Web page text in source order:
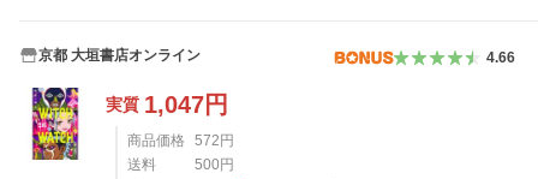
京都 大垣書店オンライン 4.66
実質 1,047円
商品価格 572 円
送料
500 円